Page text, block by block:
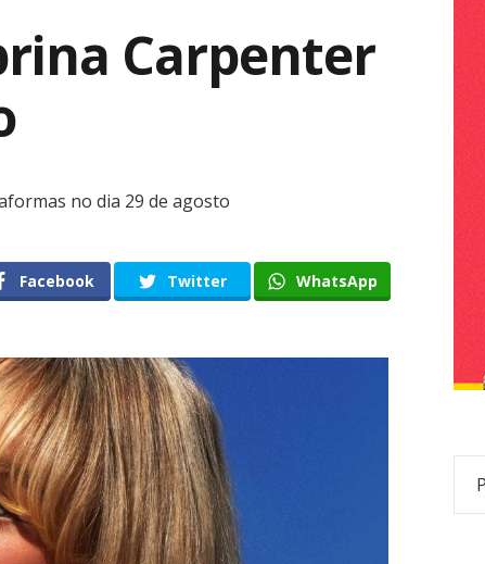
Carpenter
no dia 29 de agosto
Facebook Twitter WhatsApp